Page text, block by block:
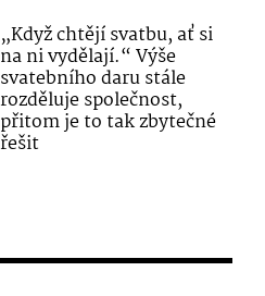
„Když chtějí svatbu, ať si
na ni vydělají.“ Výše
svatebního daru stále
rozděluje společnost,
přitom je to tak zbytečné
řešit